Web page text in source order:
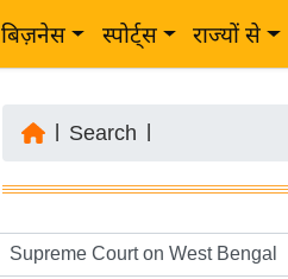
बिज़नेस स्पोर्ट्स राज्यों से
Search